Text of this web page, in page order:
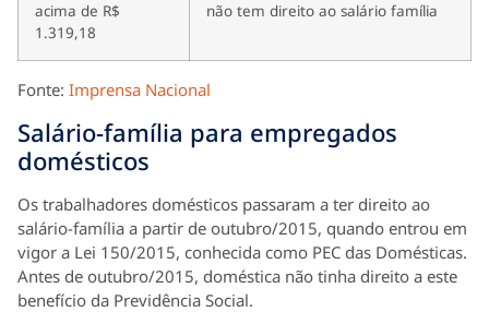
acima de R$
1.319,18
não tem direito ao salário família
Fonte: Imprensa Nacional
Salário-família para empregados
domésticos
Os trabalhadores domésticos passaram a ter direito ao
salário-família a partir de outubro/2015, quando entrou em
vigor a Lei 150/2015, conhecida como PEC das Domésticas.
Antes de outubro/2015, doméstica não tinha direito a este
benefício da Previdência Social.